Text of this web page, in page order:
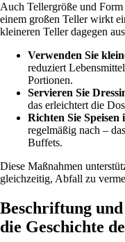
Auch Tellergröße und
einem großen Teller wirkt
kleineren Teller dagegen
Verwenden Sie
reduziert
Portionen.
Servieren Sie
das erleichtert die
Richten Sie Speisen
regelmäßig nach –
Buffets.
Diese Maßnahmen
gleichzeitig, Abfall zu
Beschriftung
die Geschichte